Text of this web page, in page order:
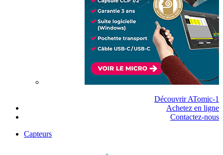
Découvrir ATomic-1
Achetez en ligne
Contactez-nous
Capteurs